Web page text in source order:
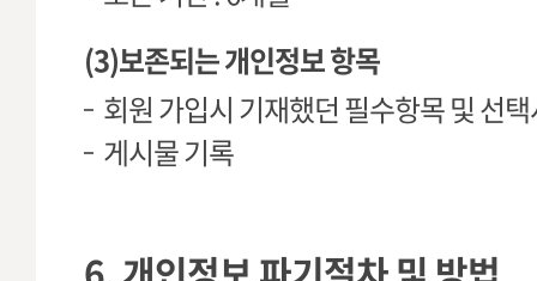
(3)보존되는 개인정보 항목
회원 가입시 기재했던 필수항목 및 선
게시물 기록